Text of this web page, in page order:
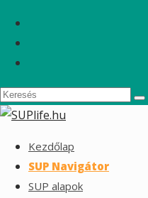
Kezdőlap
SUP Navigátor
SUP alapok